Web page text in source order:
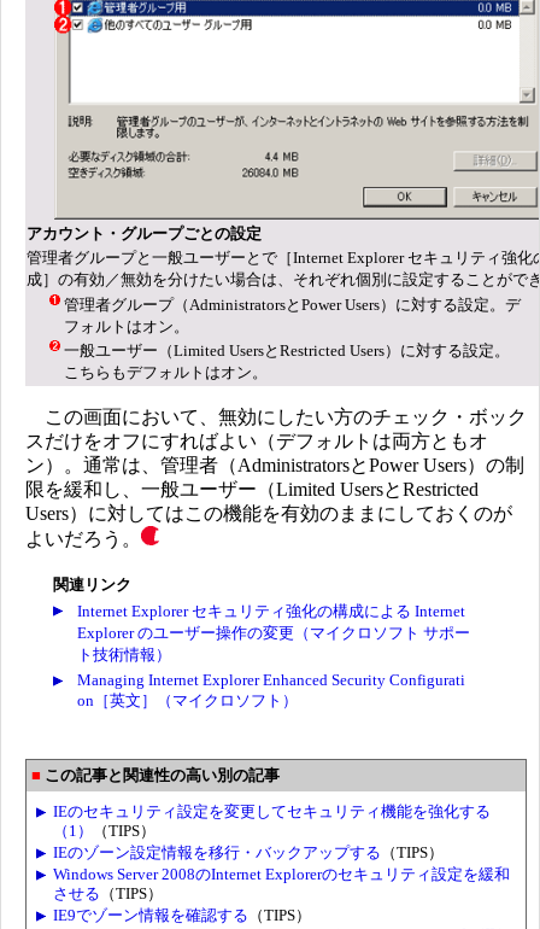
アカウント・グループごとの設定
管理者グループと一般ユーザーとで［Internet Explorer セキュリティ強化
成］の有効／無効を分けたい場合は、それぞれ個別に設定することがで
管理者グループ（AdministratorsとPower Users）に対する設定。デ
フォルトはオン。
一般ユーザー（Limited UsersとRestricted Users）に対する設定。
こちらもデフォルトはオン。
この画面において、無効にしたい方のチェック・ボック
スだけをオフにすればよい（デフォルトは両方ともオ
ン）。通常は、管理者（AdministratorsとPower Users）の制
限を緩和し、一般ユーザー（Limited UsersとRestricted
Users）に対してはこの機能を有効のままにしておくのが
よいだろう。
関連リンク
Internet Explorer セキュリティ強化の構成による Internet
Explorer のユーザー操作の変更（マイクロソフト サポー
ト技術情報）
Managing Internet Explorer Enhanced Security Configurati
on［英文］（マイクロソフト）
この記事と関連性の高い別の記事
IEのセキュリティ設定を変更してセキュリティ機能を強化する
（1）
（TIPS）
IEのゾーン設定情報を移行・バックアップする （TIPS）
Windows Server 2008のInternet Explorerのセキュリティ設定を緩和
させる （TIPS）
IE9でゾーン情報を確認する （TIPS）